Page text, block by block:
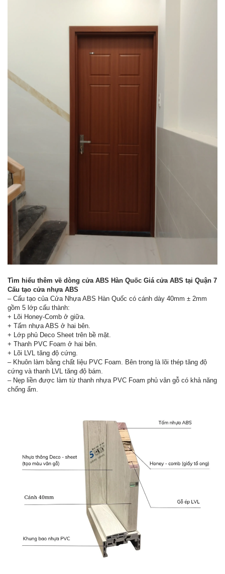
Tìm hiểu thêm về dòng cửa ABS Hàn Quốc Giá cửa ABS tại Quận 7
Cấu tạo cửa nhựa ABS
– Cấu tạo của Cửa Nhựa ABS Hàn Quốc có cánh dày 40mm ± 2mm
gồm 5 lớp cấu thành:
+ Lõi Honey-Comb ở giữa.
+ Tấm nhựa ABS ở hai bên.
+ Lớp phủ Deco Sheet trên bề mặt.
+ Thanh PVC Foam ở hai bên.
+ Lõi LVL tăng độ cứng.
– Khuôn làm bằng chất liệu PVC Foam. Bên trong là lõi thép tăng độ
cứng và thanh LVL tăng độ bám.
– Nẹp liền được làm từ thanh nhựa PVC Foam phủ vân gỗ có khả năng
chống ẩm.